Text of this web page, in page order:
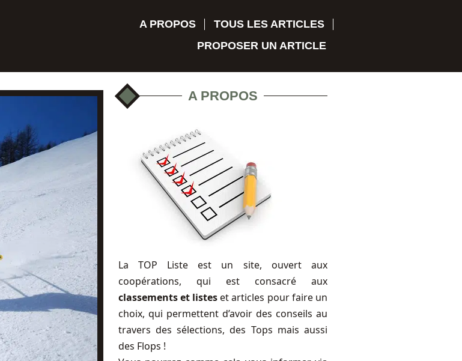
A PROPOS
TOUS LES ARTICLES
PROPOSER UN ARTICLE
A PROPOS
La TOP Liste est un site, ouvert aux
coopérations, qui est consacré aux
classements et listeset articles pour faire un
choix, qui permettent d’avoir des conseils au
travers des sélections, des Tops mais aussi
des Flops !